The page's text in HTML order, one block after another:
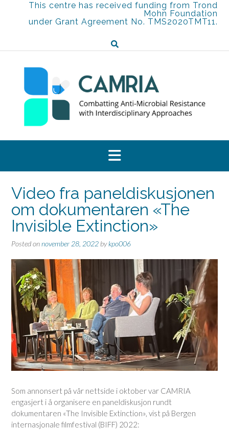
This centre has received funding from Trond
Mohn Foundation
under Grant Agreement No. TMS2020TMT11.
Video fra paneldiskusjonen
om dokumentaren «The
Invisible Extinction»
Posted onnovember 28, 2022 bykpo006
Som annonsert på vår nettside i oktober var CAMRIA
engasjert i å organisere en paneldiskusjon rundt
dokumentaren «The Invisible Extinction», vist på Bergen
internasjonale filmfestival (BIFF) 2022: